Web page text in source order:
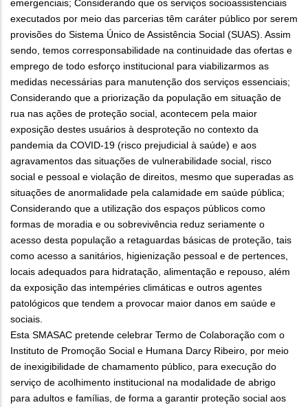
emergenciais; Considerando que os serviços socioassistenciais
executados por meio das parcerias têm caráter público por serem
provisões do Sistema Único de Assistência Social (SUAS). Assim
sendo, temos corresponsabilidade na continuidade das ofertas e
emprego de todo esforço institucional para viabilizarmos as
medidas necessárias para manutenção dos serviços essenciais;
Considerando que a priorização da população em situação de
rua nas ações de proteção social, acontecem pela maior
exposição destes usuários à desproteção no contexto da
pandemia da COVID-19 (risco prejudicial à saúde) e aos
agravamentos das situações de vulnerabilidade social, risco
social e pessoal e violação de direitos, mesmo que superadas as
situações de anormalidade pela calamidade em saúde pública;
Considerando que a utilização dos espaços públicos como
formas de moradia e ou sobrevivência reduz seriamente o
acesso desta população a retaguardas básicas de proteção, tais
como acesso a sanitários, higienização pessoal e de pertences,
locais adequados para hidratação, alimentação e repouso, além
da exposição das intempéries climáticas e outros agentes
patológicos que tendem a provocar maior danos em saúde e
sociais.
Esta SMASAC pretende celebrar Termo de Colaboração com o
Instituto de Promoção Social e Humana Darcy Ribeiro, por meio
de inexigibilidade de chamamento público, para execução do
serviço de acolhimento institucional na modalidade de abrigo
para adultos e famílias, de forma a garantir proteção social aos